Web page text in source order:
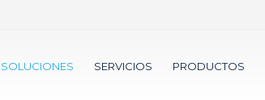
SOLUCIONES SERVICIOS PRODUCTOS